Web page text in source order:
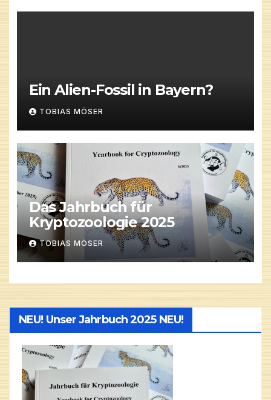
Ein Alien-Fossil in Bayern?
TOBIAS MÖSER
Das Jahrbuch für
Kryptozoologie 2025
TOBIAS MÖSER
NEU! Unser Jahrbuch 2025 NEU!